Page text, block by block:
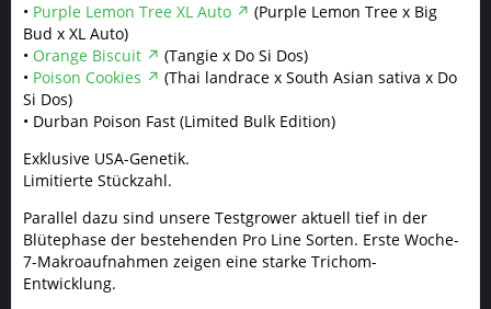
• Purple Lemon Tree XL Auto
(Purple Lemon Tree x Big
Bud x XL Auto)
• Orange Biscuit
(Tangie x Do Si Dos)
• Poison Cookies
(Thai landrace x South Asian sativa x Do
Si Dos)
• Durban Poison Fast (Limited Bulk Edition)
Exklusive USA-Genetik.
Limitierte Stückzahl.
Parallel dazu sind unsere Testgrower aktuell tief in der
Blütephase der bestehenden Pro Line Sorten. Erste Woche-
7-Makroaufnahmen zeigen eine starke Trichom-
Entwicklung.